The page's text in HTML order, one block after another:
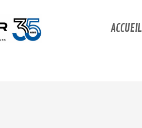
ACCUEIL